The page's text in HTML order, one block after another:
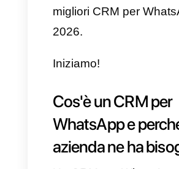
di messaggi che
giorno.
in crescita
ricevere anche
messaggi